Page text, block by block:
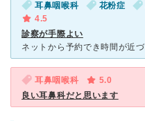
耳鼻咽喉科 花粉症
4.5
診察が手際よい
耳鼻咽喉科
5.0
良い耳鼻科だと思います